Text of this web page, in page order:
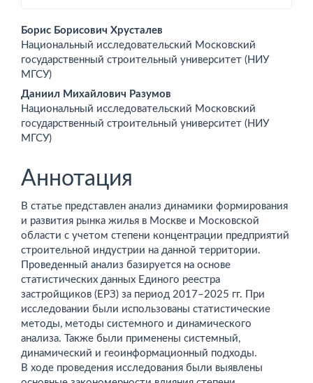
Основное
содержимое
статьи
Борис Борисович Хрусталев
Национальный исследовательский Московский
государственный строительный университет (НИУ
МГСУ)
Даниил Михайлович Разумов
Национальный исследовательский Московский
государственный строительный университет (НИУ
МГСУ)
Аннотация
В статье представлен анализ динамики формирования
и развития рынка жилья в Москве и Московской
области с учетом степени концентрации предприятий
строительной индустрии на данной территории.
Проведенный анализ базируется на основе
статистических данных Единого реестра
застройщиков (ЕРЗ) за период 2017–2025 гг. При
исследовании были использованы статистические
методы, методы системного и динамического
анализа. Также были применены системный,
динамический и геоинформационный подходы.
В ходе проведения исследования были выявлены